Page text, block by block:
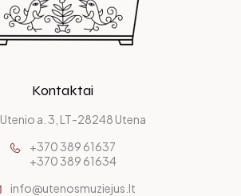
Kontaktai
Utenio a. 3, LT-28248 Utena
+370 389 61637
+370 389 61634
info@utenosmuziejus.lt